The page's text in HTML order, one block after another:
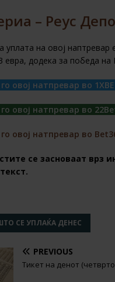
– Реус
уплата на овој
евра, додека за победа
го овој натпревар во
го овој натпревар во
го овој натпревар во
се засноваат врз
СЕ УПЛАЌА ДЕНЕС
PREVIOUS
Тикет на денот